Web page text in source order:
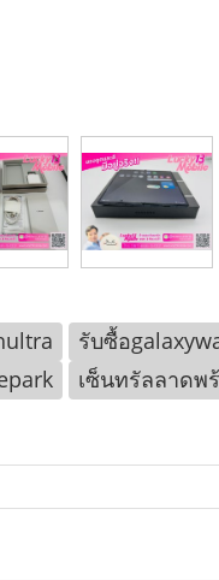
รับซื้อ
เซ็นทรัลลาดพ